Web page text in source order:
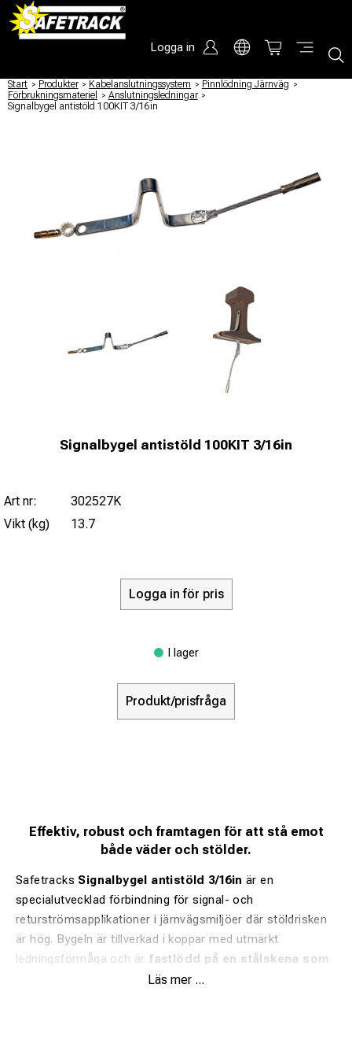
Logga in
Start / Produkter / Kabelanslutningssystem / Pinnlödning Järnväg /
Förbrukningsmateriel
/ Anslutningsledningar /
Signalbygel antistöld 100KIT 3/16in
Signalbygel antistöld 100KIT 3/16in
Art nr:
302527K
Vikt (kg)
13.7
Logga in för pris
I lager
Produkt/prisfråga
Effektiv, robust och framtagen för att stå emot
både väder och stölder.
Safetracks Signalbygel antistöld 3/16in är en
specialutvecklad förbindning för signal- och
returströmsapplikationer i järnvägsmiljöer där stöldrisken
är hög. Bygeln är tillverkad i koppar med utmärkt
ledningsförmåga och är fastlödd på en stålskena som
pinnlöds direkt på rälsen , vilket eliminerar behovet av
Läs mer ...